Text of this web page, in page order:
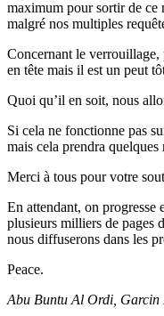
maximum pour sortir de ce
malgré nos multiples
Concernant le verrouillage,
en tête mais il est un peut
Quoi qu’il en soit, nous
Si cela ne fonctionne pas
mais cela prendra
Merci à tous pour votre
En attendant, on progresse
plusieurs milliers de pages
nous diffuserons dans les
Peace.
Abu Buntu Al Ordi, Garcin